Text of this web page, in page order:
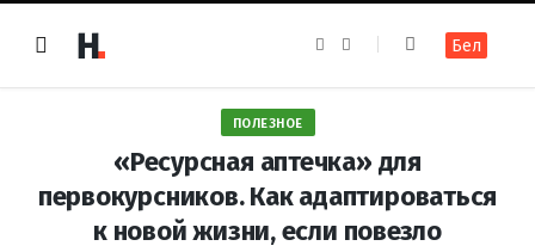
e
k
t
a
m
Бел
ПОЛЕЗНОЕ
«Ресурсная аптечка» для
первокурсников. Как адаптироваться
к новой жизни, если повезло